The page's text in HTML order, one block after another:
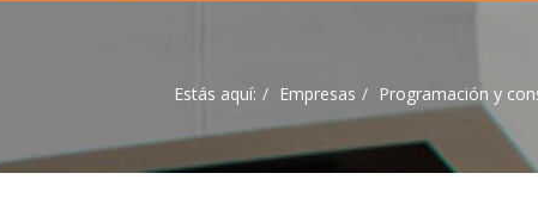
Estás aquí: Empresas Programación y